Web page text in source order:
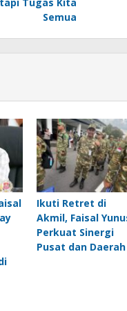
Semua
Ikuti Retret di
Akmil, Faisal
Perkuat Sinergi
Pusat dan Daerah